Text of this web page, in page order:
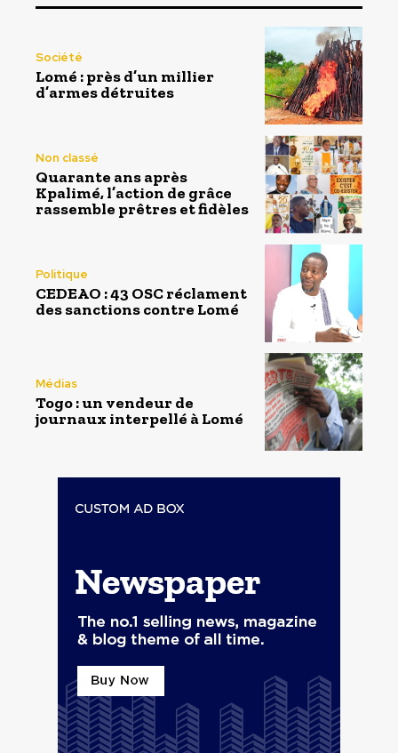
Société
Lomé : près d’un millier
d’armes détruites
Non classé
Quarante ans après
Kpalimé, l’action de grâce
rassemble prêtres et fidèles
Politique
CEDEAO : 43 OSC réclament
des sanctions contre Lomé
Médias
Togo : un vendeur de
journaux interpellé à Lomé